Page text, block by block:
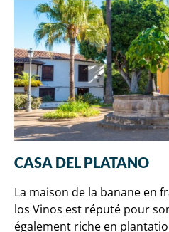
CASA DEL PLATANO
La maison de la banane en
los Vinos est réputé pour
également riche en